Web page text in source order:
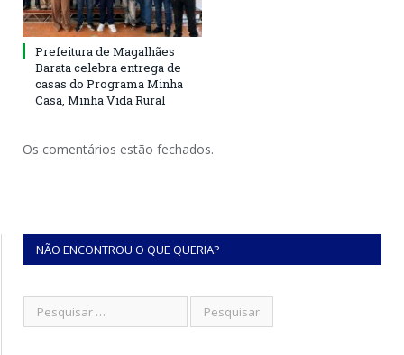
Prefeitura de Magalhães
Barata celebra entrega de
casas do Programa Minha
Casa, Minha Vida Rural
Os comentários estão fechados.
NÃO ENCONTROU O QUE QUERIA?